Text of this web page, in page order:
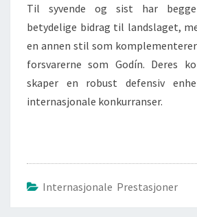
Til syvende og sist har
betydelige bidrag til landslaget,
en annen stil som
forsvarerne som Godín. Deres
skaper en robust defensiv
internasjonale konkurranser.
Internasjonale Prestasjoner